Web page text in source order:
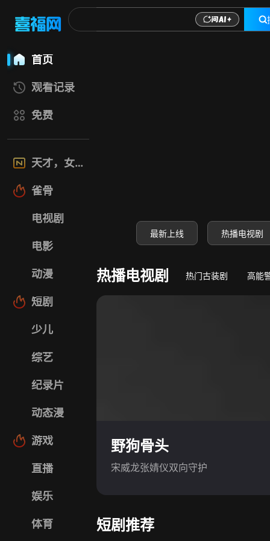
首页
观看记录
免费
天才，女友
雀骨
电视剧
电影
动漫
短剧
少儿
综艺
纪录片
动态漫
游戏
直播
娱乐
体育
最新上线 热播电视剧
热播电视剧 热门古装剧 高能
野狗骨头
宋威龙张婧仪双向守护
短剧推荐